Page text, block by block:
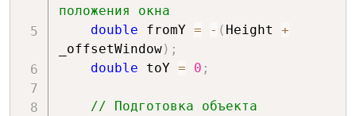
положения окна
double fromY = - ( Height +
_offsetWindow) ;
double toY = 0 ;
// Подготовка объекта